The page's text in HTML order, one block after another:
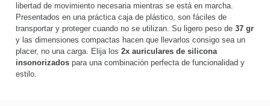
libertad de movimiento necesaria mientras se está en marcha.
Presentados en una práctica caja de plástico, son fáciles de
transportar y proteger cuando no se utilizan. Su ligero peso de 37 gr
y las dimensiones compactas hacen que llevarlos consigo sea un
placer, no una carga. Elija los 2x auriculares de silicona
insonorizados para una combinación perfecta de funcionalidad y
estilo.